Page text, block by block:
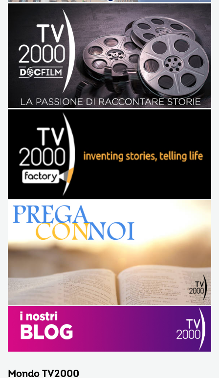
Mondo TV2000